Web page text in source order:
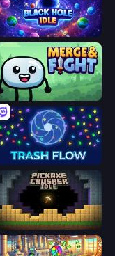
Black Hole Idle
Merge & Fight
Trash Flow
Pickaxe Crusher Idle